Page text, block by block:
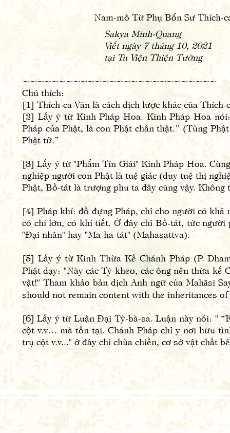
Nam-mô Từ Phụ Bổn Sư Thích-
Sakya Minh-Quang
Viết ngày 7 tháng 10, 2021
tại Tu Viện Thiện Tường
~~~~~~~~~~~~~~~~~~~~~~~~~~~
Chú thích:
[1] Thích-ca Văn là cách dịch lược khác của Thích-
[2] Lấy ý từ Kinh Pháp Hoa. Kinh Pháp Hoa
Pháp của Phật, là con Phật chân thật.” (Tùng
Phật tử.”
[3] Lấy ý từ "Phẩm Tín Giải" Kinh Pháp Hoa.
nghiệp người con Phật là tuệ giác (duy tuệ thị
Phật, Bồ-tát là trượng phu ta đây cũng vậy.
[4] Pháp khí: đồ đựng Pháp, chỉ cho người có
có chí lớn, có khí tiết. Ở đây chỉ Bồ-tát, tức người
"Đại nhân" hay "Ma-ha-tát" (Mahasattva).
[5] Lấy ý từ Kinh Thừa Kế Chánh Pháp (P.
Phật dạy: "Này các Tỳ-kheo, các ông nên thừa
vật!" Tham khảo bản dịch Anh ngữ của Mahāsi
should not remain content with the inheritances
[6] Lấy ý từ Luận Đại Tỳ-bà-sa. Luận này nói: "
cột v.v… mà tồn tại. Chánh Pháp chỉ y nơi hữu
trụ cột v.v..." ở đây chỉ chùa chiền, cơ sở vật chất
Copy right @ Thien Tuong
Facebook: Thien Tuong Temple; Tu